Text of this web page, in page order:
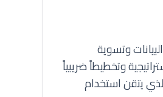
وتسوية
وتخطيطاً ضريبياً
يتقن استخدام